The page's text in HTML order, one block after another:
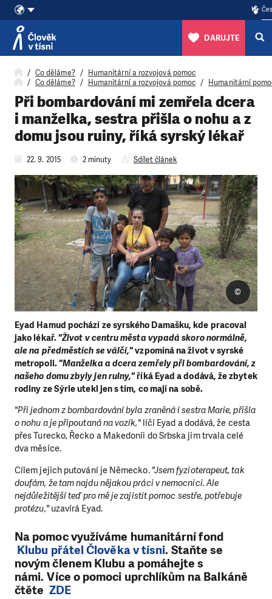
Přeskočit na obsah
DARUJTE
Co děláme?
Humanitární a rozvojová pomoc
Co děláme?
Humanitární a rozvojová pomoc Humanitární
Při bombardování mi zemřela dcera
i manželka, sestra přišla o nohu a z
domu jsou ruiny, říká syrský lékař
22. 9. 2015 2 minuty Sdílet článek
Eyad Hamud pochází ze syrského Damašku, kde pracoval
jako lékař."Život v centru města vypadá skoro normálně,
ale na předměstích se válčí,"vzpomíná na život v syrské
metropoli."Manželka a dcera zemřely při bombardování, z
našeho domu zbyly jen ruiny,"říká Eyad a dodává, že zbytek
rodiny ze Sýrie utekl jen s tím, co mají na sobě.
©
"Při jednom z bombardování byla zraněná i sestra Marie, přišla
o nohu a je připoutaná na vozík,"líčí Eyad a dodává, že cesta
přes Turecko, Řecko a Makedonii do Srbska jim trvala celé
dva měsíce.
Cílem jejich putování je Německo. "Jsem fyzioterapeut, tak
doufám, že tam najdu nějakou práci v nemocnici. Ale
nejdůležitější teď pro mě je zajistit pomoc sestře, potřebuje
protézu,"uzavírá Eyad.
Na pomoc využíváme humanitární fond
Klubu přátel Člověka v tísni. Staňte se
novým členem Klubu a pomáhejte s
námi. Více o pomoci uprchlíkům na Balkáně
čtěte ZDE